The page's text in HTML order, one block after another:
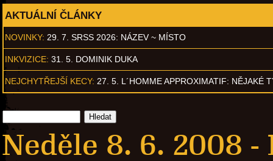
AKTUÁLNÍ ČLÁNKY
NOVINKY: 29. 7. SRSS 2026: NÁZEV ~ MÍSTO
INKVIZICE: 31. 5. DOMINIK DUKA
NEJCHYTŘEJŠÍ KECY: 27. 5. L´HOMME APPROXIMATIF: NĚJAKÉ
Neděle 8. 6. 2008 -